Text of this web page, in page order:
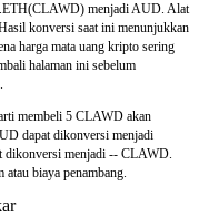
menjadi AUD. Alat
konversi saat ini menunjukkan
harga mata uang kripto sering
halaman ini sebelum
membeli 5 CLAWD akan
dapat dikonversi menjadi
dikonversi menjadi -- CLAWD.
biaya penambang.